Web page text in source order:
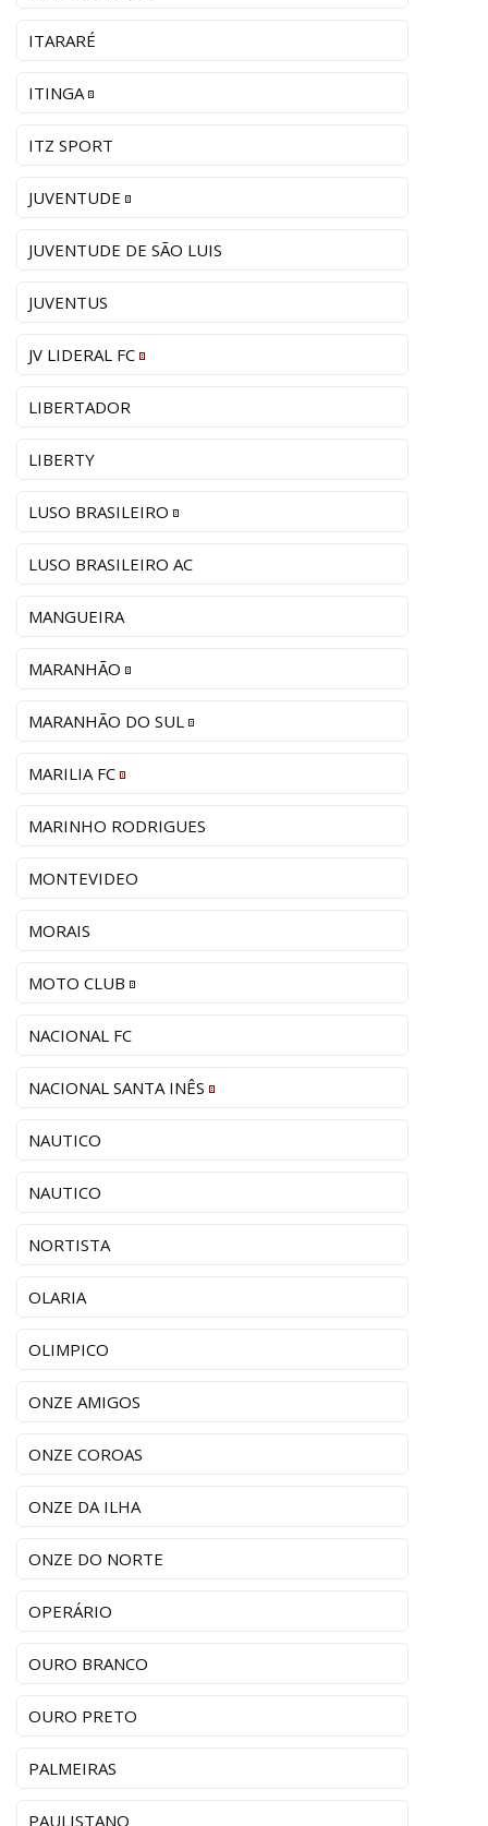
ITARARÉ
ITINGA
ITZ SPORT
JUVENTUDE
JUVENTUDE DE SÃO LUIS
JUVENTUS
JV LIDERAL FC
LIBERTADOR
LIBERTY
LUSO BRASILEIRO
LUSO BRASILEIRO AC
MANGUEIRA
MARANHÃO
MARANHÃO DO SUL
MARILIA FC
MARINHO RODRIGUES
MONTEVIDEO
MORAIS
MOTO CLUB
NACIONAL FC
NACIONAL SANTA INÊS
NAUTICO
NAUTICO
NORTISTA
OLARIA
OLIMPICO
ONZE AMIGOS
ONZE COROAS
ONZE DA ILHA
ONZE DO NORTE
OPERÁRIO
OURO BRANCO
OURO PRETO
PALMEIRAS
PAULISTANO